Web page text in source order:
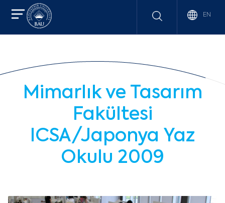
EN
Mimarlık ve Tasarım
Fakültesi
ICSA/Japonya Yaz
Okulu 2009